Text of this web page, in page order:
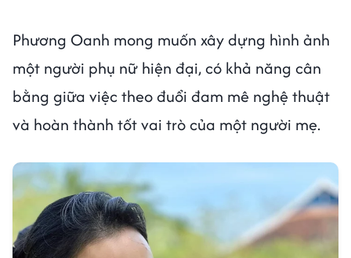
Phương Oanh mong muốn xây dựng hình ảnh
một người phụ nữ hiện đại, có khả năng cân
bằng giữa việc theo đuổi đam mê nghệ thuật
và hoàn thành tốt vai trò của một người mẹ.